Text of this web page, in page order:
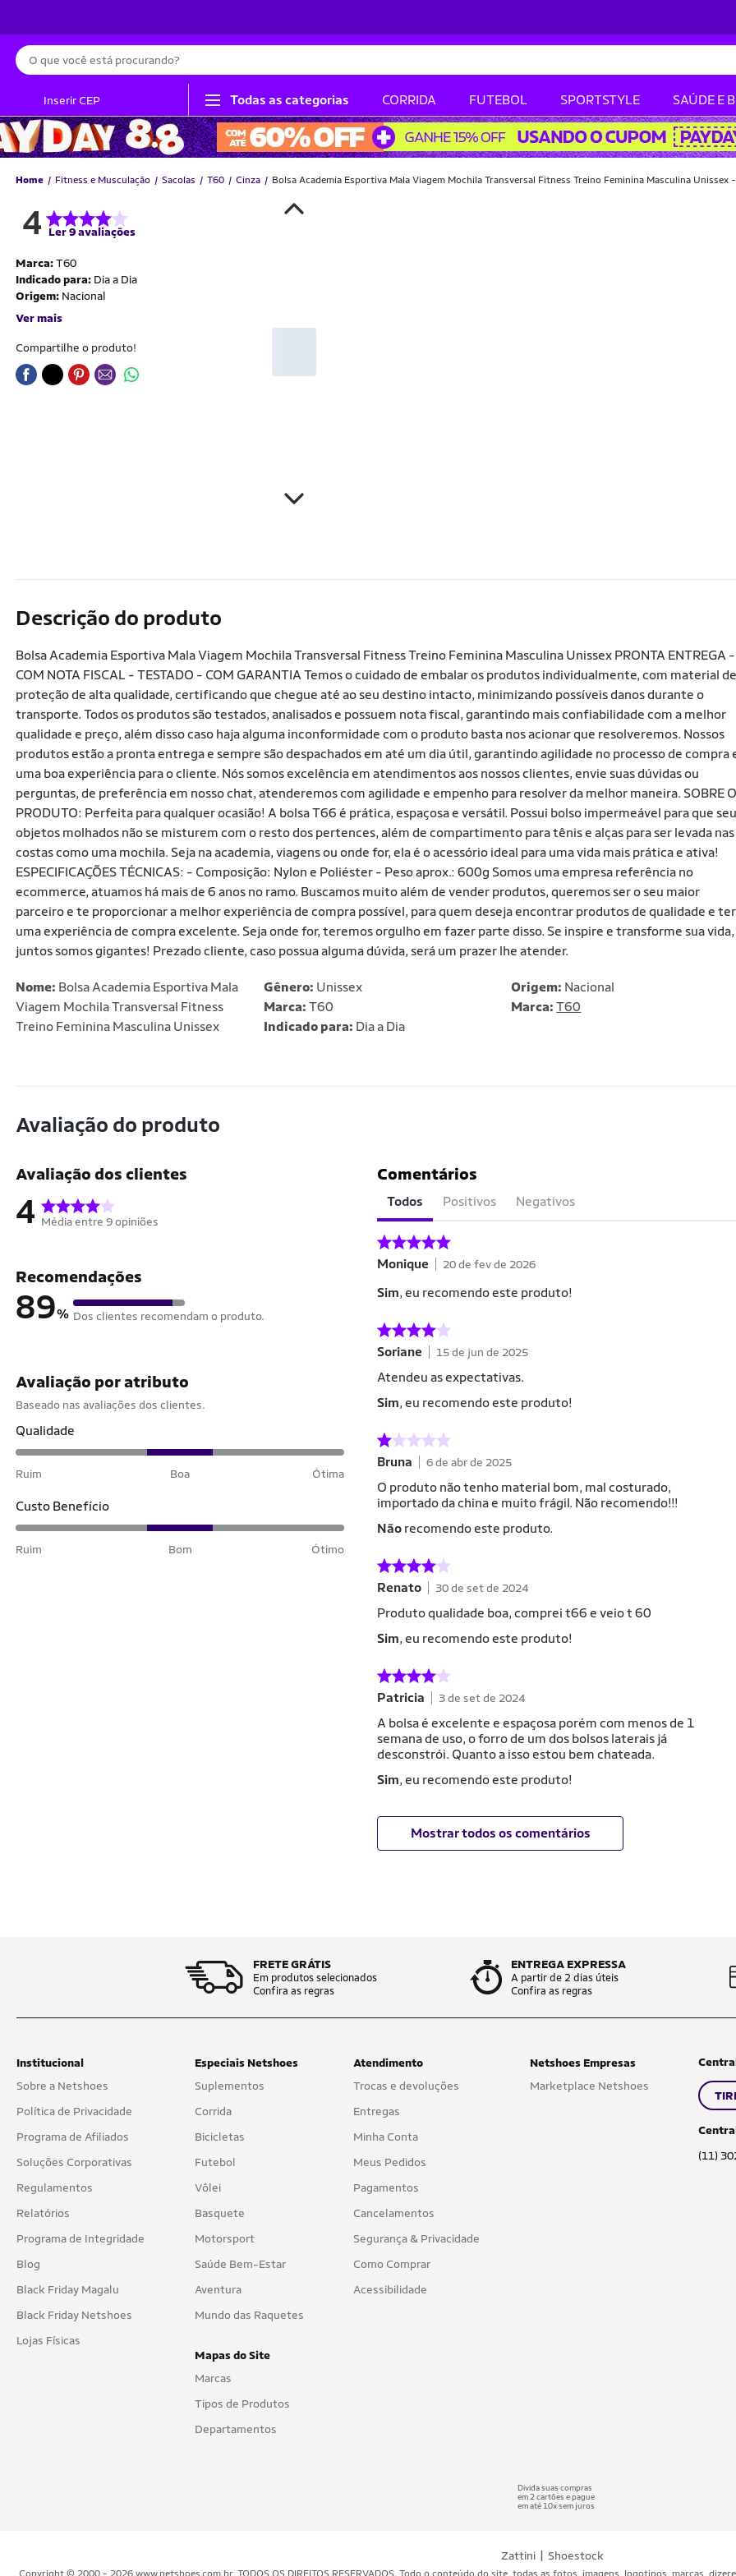
Busca
Inserir CEP Todas as categorias CORRIDA FUTEBOL SPORTSTYLE SAÚDE E
Home Fitness e Musculação Sacolas T60 Cinza Bolsa Academia Esportiva Mala Viagem Mochila Transversal Fitness Treino Feminina Masculina Unissex
4 Ler 9 avaliações
Marca:T60
Indicado para: Dia a Dia
Origem: Nacional
Ver mais
Compartilhe o produto!
Descrição do produto
Bolsa Academia Esportiva Mala Viagem Mochila Transversal Fitness Treino Feminina Masculina Unissex PRONTA ENTREGA -
COM NOTA FISCAL - TESTADO - COM GARANTIA Temos o cuidado de embalar os produtos individualmente, com material de
proteção de alta qualidade, certificando que chegue até ao seu destino intacto, minimizando possíveis danos durante o
transporte. Todos os produtos são testados, analisados e possuem nota fiscal, garantindo mais confiabilidade com a melhor
qualidade e preço, além disso caso haja alguma inconformidade com o produto basta nos acionar que resolveremos. Nossos
produtos estão a pronta entrega e sempre são despachados em até um dia útil, garantindo agilidade no processo de compra
uma boa experiência para o cliente. Nós somos excelência em atendimentos aos nossos clientes, envie suas dúvidas ou
perguntas, de preferência em nosso chat, atenderemos com agilidade e empenho para resolver da melhor maneira. SOBRE O
PRODUTO: Perfeita para qualquer ocasião! A bolsa T66 é prática, espaçosa e versátil. Possui bolso impermeável para que
objetos molhados não se misturem com o resto dos pertences, além de compartimento para tênis e alças para ser levada nas
costas como uma mochila. Seja na academia, viagens ou onde for, ela é o acessório ideal para uma vida mais prática e ativa!
ESPECIFICAÇÕES TÉCNICAS: - Composição: Nylon e Poliéster - Peso aprox.: 600g Somos uma empresa referência no
ecommerce, atuamos há mais de 6 anos no ramo. Buscamos muito além de vender produtos, queremos ser o seu maior
parceiro e te proporcionar a melhor experiência de compra possível, para quem deseja encontrar produtos de qualidade e ter
uma experiência de compra excelente. Seja onde for, teremos orgulho em fazer parte disso. Se inspire e transforme sua vida,
juntos somos gigantes! Prezado cliente, caso possua alguma dúvida, será um prazer lhe atender.
Nome: Bolsa Academia Esportiva Mala
Viagem Mochila Transversal Fitness
Treino Feminina Masculina Unissex
Gênero: Unissex
Marca: T60
Indicado para: Dia a Dia
Origem: Nacional
Marca:T60
Avaliação do produto
Avaliação dos clientes
4 Média entre 9 opiniões
Recomendações
89% Dos clientes recomendam o produto.
Avaliação por atributo
Baseado nas avaliações dos clientes.
Qualidade
Ruim Boa Ótima
Custo Benefício
Ruim Bom Ótimo
Comentários
Todos Positivos Negativos
Monique 20 de fev de 2026
Sim, eu recomendo este produto!
Soriane 15 de jun de 2025
Atendeu as expectativas.
Sim, eu recomendo este produto!
Bruna 6 de abr de 2025
O produto não tenho material bom, mal costurado,
importado da china e muito frágil. Não recomendo!!!
Não recomendo este produto.
Renato 30 de set de 2024
Produto qualidade boa, comprei t66 e veio t 60
Sim, eu recomendo este produto!
Patricia 3 de set de 2024
A bolsa é excelente e espaçosa porém com menos de 1
semana de uso, o forro de um dos bolsos laterais j
desconstrói. Quanto a isso estou bem chateada.
Sim, eu recomendo este produto!
Mostrar todos os comentários
FRETE GRÁTIS
Em produtos selecionados
Confira as regras
ENTREGA EXPRESSA
A partir de 2 dias úteis
Confira as regras
Institucional
Sobre a Netshoes
Política de Privacidade
Programa de Afiliados
Soluções Corporativas
Regulamentos
Relatórios
Programa de Integridade
Blog
Black Friday Magalu
Black Friday Netshoes
Lojas Físicas
Especiais Netshoes
Suplementos
Corrida
Bicicletas
Futebol
Vôlei
Basquete
Motorsport
Saúde Bem-Estar
Aventura
Mundo das Raquetes
Mapas do Site
Marcas
Tipos de Produtos
Departamentos
Atendimento
Trocas e devoluções
Entregas
Minha Conta
Meus Pedidos
Pagamentos
Cancelamentos
Segurança & Privacidade
Como Comprar
Acessibilidade
Netshoes Empresas
Marketplace Netshoes
(11)
Divida suas compras
em 2 cartões e pague
em até 10x sem juros
Zattini | Shoestock
Copyright © 2000 - 2026 www.netshoes.com.br, TODOS OS DIREITOS RESERVADOS. Todo o conteúdo do site, todas as fotos, imagens, logotipos, marcas,